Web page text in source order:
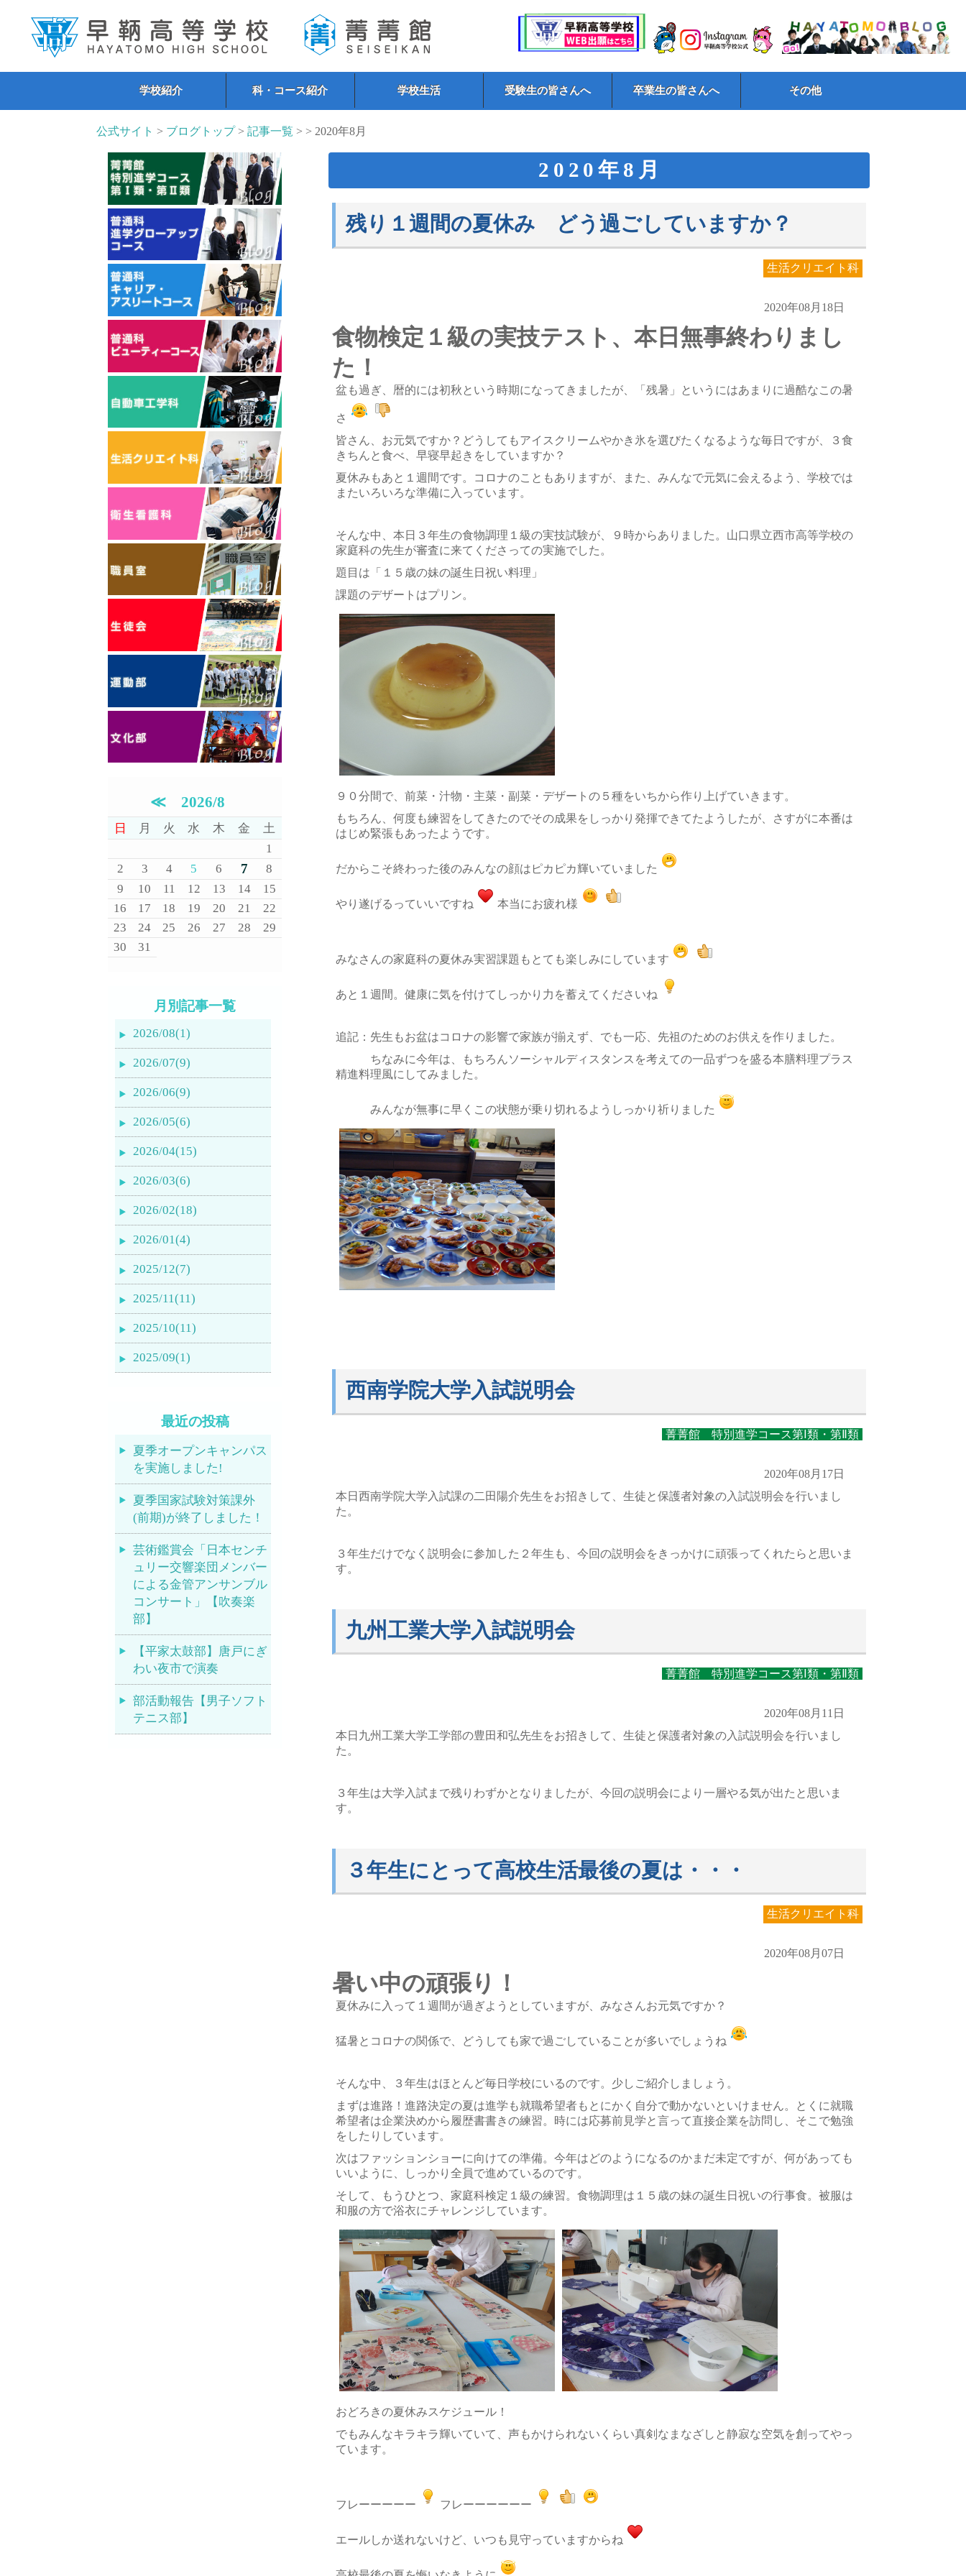
学校紹介 科・コース紹介 学校生活 受験生の皆さんへ 卒業生の皆さんへ その他
公式サイト > ブログトップ>記事一覧 > > 2020年8月
2020年8月
残り１週間の夏休み どう過ごしていますか？
生活クリエイト科
2020年08月18日
食物検定１級の実技テスト、本日無事終わりまし
た！
盆も過ぎ、暦的には初秋という時期になってきましたが、「残暑」というにはあまりに過酷なこの暑
さ
皆さん、お元気ですか？どうしてもアイスクリームやかき氷を選びたくなるような毎日ですが、３食
きちんと食べ、早寝早起きをしていますか？
夏休みもあと１週間です。コロナのこともありますが、また、みんなで元気に会えるよう、学校では
またいろいろな準備に入っています。
そんな中、本日３年生の食物調理１級の実技試験が、９時からありました。山口県立西市高等学校の
家庭科の先生が審査に来てくださっての実施でした。
題目は「１５歳の妹の誕生日祝い料理」
課題のデザートはプリン。
９０分間で、前菜・汁物・主菜・副菜・デザートの５種をいちから作り上げていきます。
もちろん、何度も練習をしてきたのでその成果をしっかり発揮できてたようしたが、さすがに本番は
はじめ緊張もあったようです。
だからこそ終わった後のみんなの顔はピカピカ輝いていました
やり遂げるっていいですね 本当にお疲れ様
みなさんの家庭科の夏休み実習課題もとても楽しみにしています
あと１週間。健康に気を付けてしっかり力を蓄えてくださいね
追記：先生もお盆はコロナの影響で家族が揃えず、でも一応、先祖のためのお供えを作りました。
ちなみに今年は、もちろんソーシャルディスタンスを考えての一品ずつを盛る本膳料理プラス
精進料理風にしてみました。
みんなが無事に早くこの状態が乗り切れるようしっかり祈りました
西南学院大学入試説明会
菁菁館 特別進学コース第Ⅰ類・第Ⅱ類
2020年08月17日
本日西南学院大学入試課の二田陽介先生をお招きして、生徒と保護者対象の入試説明会を行いまし
た。
３年生だけでなく説明会に参加した２年生も、今回の説明会をきっかけに頑張ってくれたらと思いま
す。
九州工業大学入試説明会
菁菁館 特別進学コース第Ⅰ類・第Ⅱ類
2020年08月11日
本日九州工業大学工学部の豊田和弘先生をお招きして、生徒と保護者対象の入試説明会を行いまし
た。
３年生は大学入試まで残りわずかとなりましたが、今回の説明会により一層やる気が出たと思いま
す。
３年生にとって高校生活最後の夏は・・・
生活クリエイト科
2020年08月07日
暑い中の頑張り！
夏休みに入って１週間が過ぎようとしていますが、みなさんお元気ですか？
猛暑とコロナの関係で、どうしても家で過ごしていることが多いでしょうね
そんな中、３年生はほとんど毎日学校にいるのです。少しご紹介しましょう。
まずは進路！進路決定の夏は進学も就職希望者もとにかく自分で動かないといけません。とくに就職
希望者は企業決めから履歴書書きの練習。時には応募前見学と言って直接企業を訪問し、そこで勉強
をしたりしています。
次はファッションショーに向けての準備。今年はどのようになるのかまだ未定ですが、何があっても
いいように、しっかり全員で進めているのです。
そして、もうひとつ、家庭科検定１級の練習。食物調理は１５歳の妹の誕生日祝いの行事食。被服は
和服の方で浴衣にチャレンジしています。
おどろきの夏休みスケジュール！
でもみんなキラキラ輝いていて、声もかけられないくらい真剣なまなざしと静寂な空気を創ってやっ
ています。
フレーーーーー フレーーーーーー
エールしか送れないけど、いつも見守っていますからね
≪2026/8
日 月 火 水 木 金
土
1
2
3 4 5 6 7
8
9
10 11 12 13 14
15
16
17 18 19 20 21
22
23
24 25 26 27 28
29
30
31
月別記事一覧
2026/08(1)
2026/07(9)
2026/06(9)
2026/05(6)
2026/04(15)
2026/03(6)
2026/02(18)
2026/01(4)
2025/12(7)
2025/11(11)
2025/10(11)
2025/09(1)
最近の投稿
夏季オープンキャンパス
を実施しました!
夏季国家試験対策課外
(前期)が終了しました！
芸術鑑賞会「日本センチ
ュリー交響楽団メンバー
による金管アンサンブル
コンサート」【吹奏楽
部】
【平家太鼓部】唐戸にぎ
わい夜市で演奏
部活動報告【男子ソフト
テニス部】